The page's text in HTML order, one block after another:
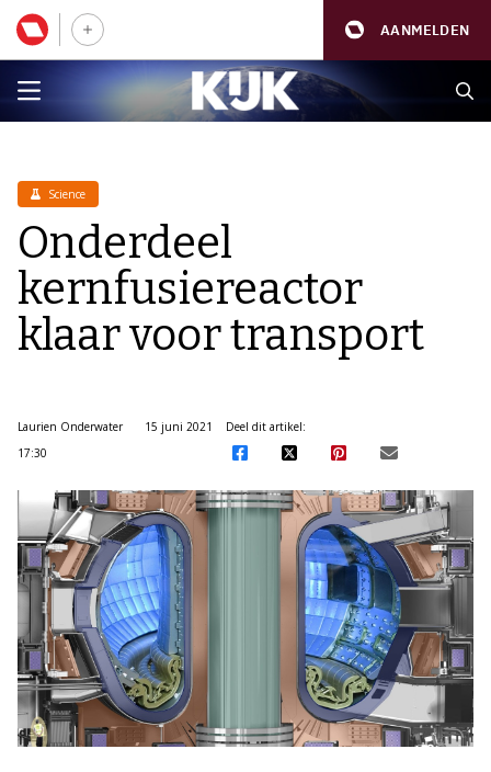
AANMELDEN
Science
Onderdeel
kernfusiereactor
klaar voor transport
Laurien Onderwater
15 juni 2021
17:30
Deel dit artikel: